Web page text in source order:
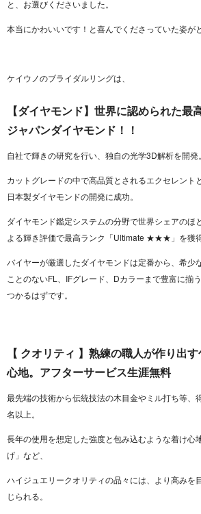
と、お選びくださいました。
本当にかわいいです！と喜んでくださっていた姿が
ケイウノのブライダルリングは、
【ダイヤモンド】世界に認められた最
ジャパンダイヤモンド！！
自社で輝きの研究を行い、独自の光学3D解析を開発。
カットグレードの中で高品質とされるエクセレント
日本製ダイヤモンドの開発に成功。
ダイヤモンド鑑定システムの分野で世界シェアのほ
よる輝き評価で最高ランク「Ultimate ★★★」を獲得
バイヤーが厳選したダイヤモンドは定番から、希少
ことのないFL、IFグレード、Dカラーまで豊富に揃
つかるはずです。
【 クオリティ 】熟練の職人が作り出
心地。アフターサービス生涯無料
最先端の技術から伝統技法の木目金やミル打ち等、
名以上。
長年の使用を想定した強度と包み込むような着け心
げ」など、
ハイジュエリークオリティの品々には、より高みを
じられる。